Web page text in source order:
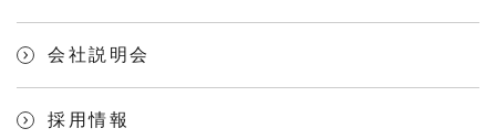
会社説明会
採用情報